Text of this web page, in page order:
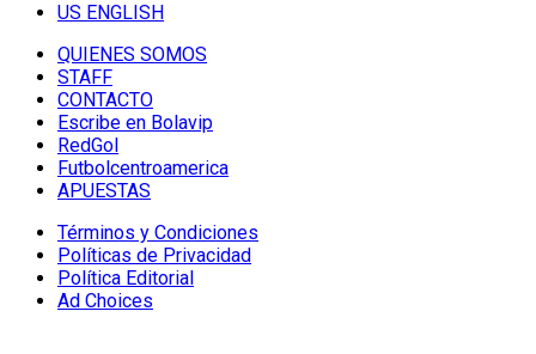
US ENGLISH
QUIENES SOMOS
STAFF
CONTACTO
Escribe en Bolavip
RedGol
Futbolcentroamerica
APUESTAS
Términos y Condiciones
Políticas de Privacidad
Política Editorial
Ad Choices